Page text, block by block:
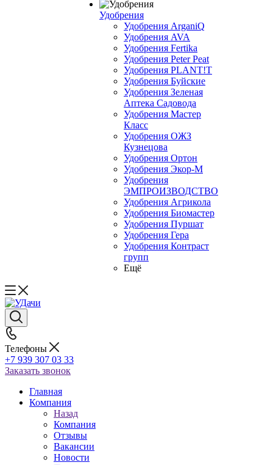
Удобрения
Удобрения ArganiQ
Удобрения AVA
Удобрения Fertika
Удобрения Peter Peat
Удобрения PLANT!T
Удобрения Буйские
Удобрения Зеленая
Аптека Садовода
Удобрения Мастер
Класс
Удобрения ОЖЗ
Кузнецова
Удобрения Ортон
Удобрения Экор-М
Удобрения
ЭМПРОИЗВОДСТВО
Удобрения Агрикола
Удобрения Биомастер
Удобрения Пуршат
Удобрения Гера
Удобрения Контраст
групп
Ещё
Телефоны
+7 939 307 03 33
Заказать звонок
Главная
Компания
Назад
Компания
Отзывы
Вакансии
Новости